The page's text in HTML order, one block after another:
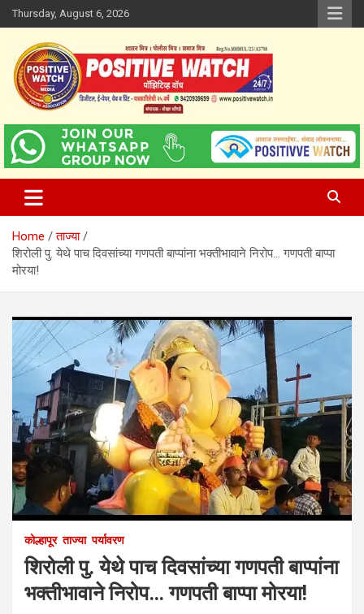
Skip
to
content
Thursday, August 6, 2026
Positive Watch
www.positivewatch.in
Home
ताज्या
शिरोली पु. येथे पाच दिवसांच्या गणपती बाप्पांना भक्तीभावाने निरोप… गणपती बाप्पा
मोरया!
कोल्हापूर ताज्या पर्यावरण
शिरोली पु. येथे पाच दिवसांच्या गणपती बाप्पांना
भक्तीभावाने निरोप… गणपती बाप्पा मोरया!